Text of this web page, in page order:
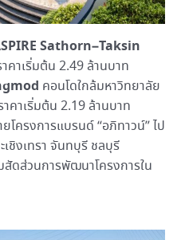
Sathorn–Taksin
คาเริ่มต้น 2.49 ล้านบาท
คอนโดใกล้มหาวิทยาลัย
าคาเริ่มต้น 2.19 ล้านบาท
ครงการแบรนด์ “อภิทาวน์” ไป
ชิงเทรา จันทบุรี ชลบุรี
ดส่วนการพัฒนาโครงการใน